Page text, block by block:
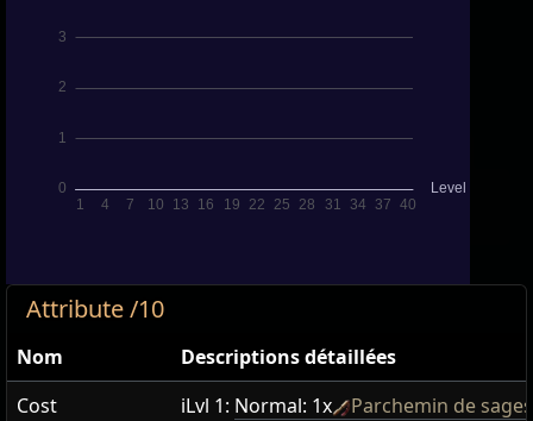
Attribute /10
Nom
Descriptions détaillées
Cost
iLvl 1: Normal: 1x
Parchemin de